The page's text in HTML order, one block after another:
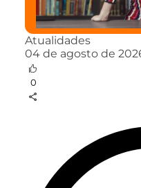
Atualidades
04 de agosto de
0